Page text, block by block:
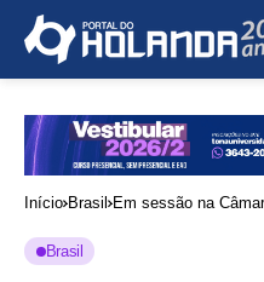
Início Brasil
Em sessão na
Brasil